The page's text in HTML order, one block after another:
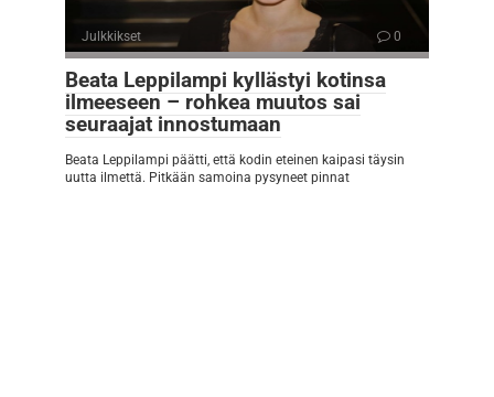
Julkkikset 0
Beata Leppilampi kyllästyi kotinsa
ilmeeseen – rohkea muutos sai
seuraajat innostumaan
Beata Leppilampi päätti, että kodin eteinen kaipasi täysin
uutta ilmettä. Pitkään samoina pysyneet pinnat